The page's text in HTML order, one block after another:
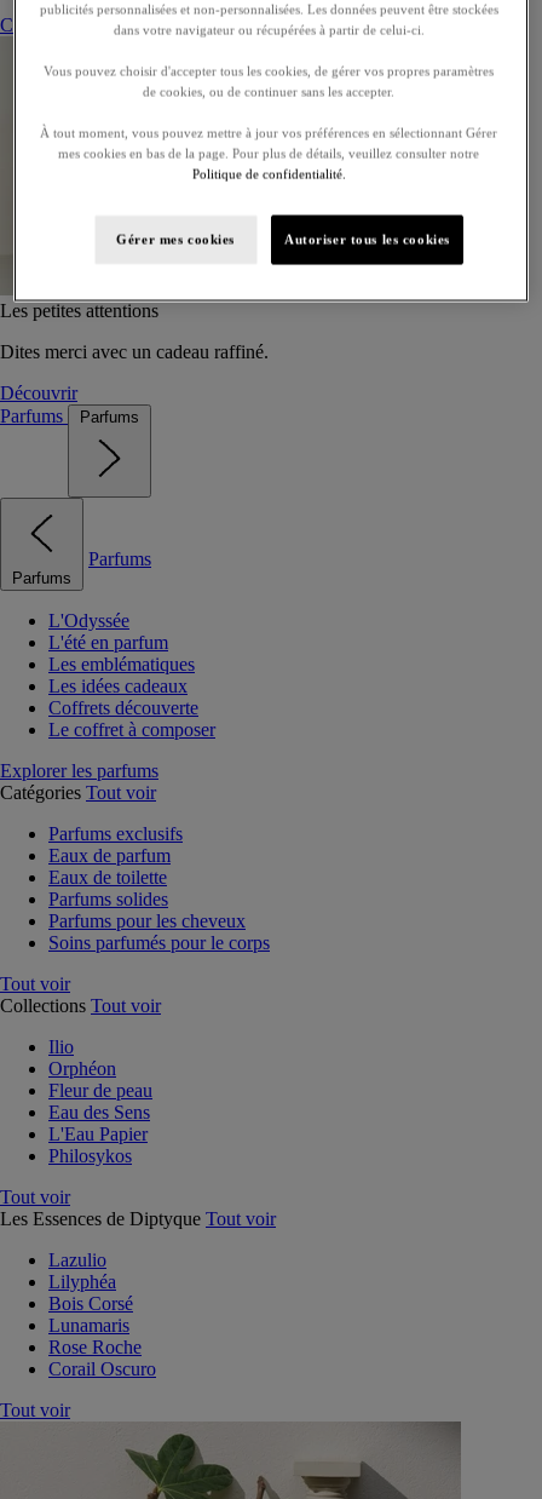
Composer son coffret
Les petites attentions
Dites merci avec un cadeau raffiné.
Découvrir
Parfums
Parfums
Parfums
Parfums
L'Odyssée
L'été en parfum
Les emblématiques
Les idées cadeaux
Coffrets découverte
Le coffret à composer
Explorer les parfums
Catégories Tout voir
Parfums exclusifs
Eaux de parfum
Eaux de toilette
Parfums solides
Parfums pour les cheveux
Soins parfumés pour le corps
Tout voir
Collections Tout voir
Ilio
Orphéon
Fleur de peau
Eau des Sens
L'Eau Papier
Philosykos
Tout voir
Les Essences de Diptyque Tout voir
Lazulio
Lilyphéa
Bois Corsé
Lunamaris
Rose Roche
Corail Oscuro
Tout voir
publicités personnalisées et non-personnalisées. Les données peuvent être stockées
dans votre navigateur ou récupérées à partir de celui-ci.
Vous pouvez choisir d'accepter tous les cookies, de gérer vos propres paramètres
de cookies, ou de continuer sans les accepter.
À tout moment, vous pouvez mettre à jour vos préférences en sélectionnant Gérer
mes cookies en bas de la page. Pour plus de détails, veuillez consulter notre
Politique de confidentialité.
Gérer mes cookies Autoriser tous les cookies